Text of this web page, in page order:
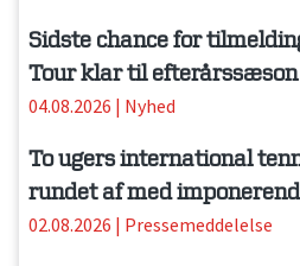
Sidste chance for
Tour klar til efterårssæson
04.08.2026 | Nyhed
To ugers international
rundet af med
02.08.2026 | Pressemeddelelse